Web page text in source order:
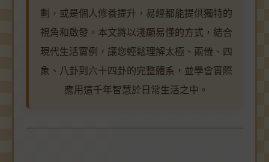
劃，或是個人修養提升，易經都能提供獨特的
視角和啟發。本文將以淺顯易懂的方式，結合
現代生活實例，讓您輕鬆理解太極、兩儀、四
象、八卦到六十四卦的完整體系，並學會實際
應用這千年智慧於日常生活之中。